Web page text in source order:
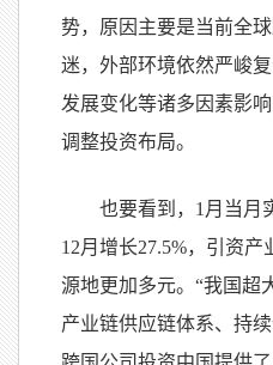
势，原因主要是当前全
迷，外部环境依然严峻
发展变化等诸多因素影
调整投资布局。
也要看到，1月当月
12月增长27.5%，引资
源地更加多元。“我国超
产业链供应链体系、持